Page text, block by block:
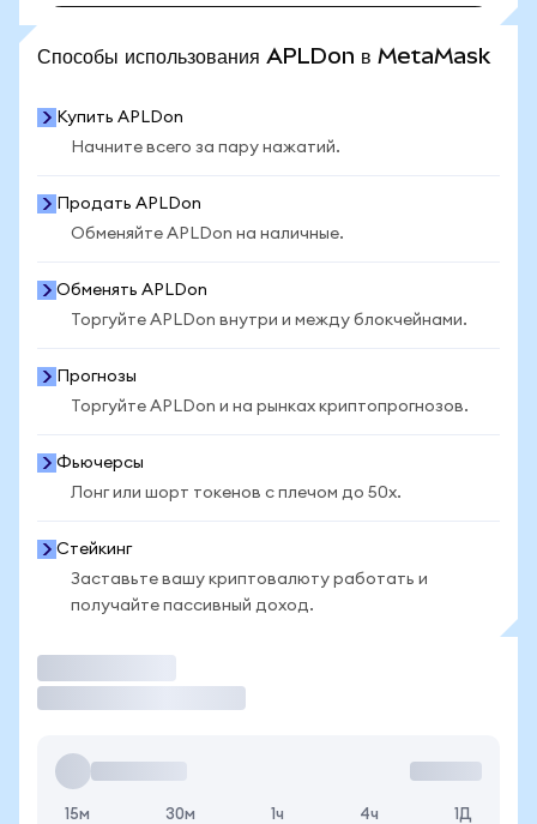
Способы использования APLDon в MetaMask
Купить APLDon
Начните всего за пару нажатий.
Продать APLDon
Обменяйте APLDon на наличные.
Обменять APLDon
Торгуйте APLDon внутри и между блокчейнами.
Прогнозы
Торгуйте APLDon и на рынках криптопрогнозов.
Фьючерсы
Лонг или шорт токенов с плечом до 50x.
Стейкинг
Заставьте вашу криптовалюту работать и
получайте пассивный доход.
15м 30м 1ч 4ч 1Д